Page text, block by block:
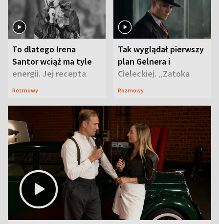
To dlatego Irena
Santor wciąż ma tyle
energii. Jej recepta
jest zaskakująco
Rozmowy
Tak wyglądał pierwszy
plan Gelnera i
Cieleckiej. „Zatoka
szpiegów” od razu ich
Rozmowy